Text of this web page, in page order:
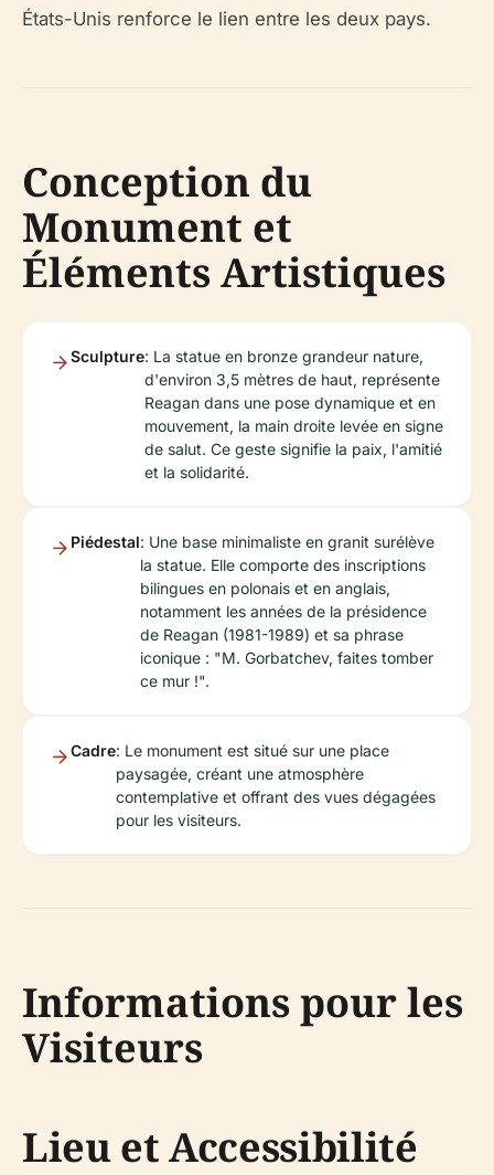
États-Unis renforce le lien entre les deux pays.
Conception du
Monument et
Éléments Artistiques
Sculpture: La statue en bronze grandeur nature,
d'environ 3,5 mètres de haut, représente
Reagan dans une pose dynamique et en
mouvement, la main droite levée en signe
de salut. Ce geste signifie la paix, l'amitié
et la solidarité.
Piédestal: Une base minimaliste en granit surélève
la statue. Elle comporte des inscriptions
bilingues en polonais et en anglais,
notamment les années de la présidence
de Reagan (1981-1989) et sa phrase
iconique : "M. Gorbatchev, faites tomber
ce mur !".
Cadre: Le monument est situé sur une place
paysagée, créant une atmosphère
contemplative et offrant des vues dégagées
pour les visiteurs.
Informations pour les
Visiteurs
Lieu et Accessibilité